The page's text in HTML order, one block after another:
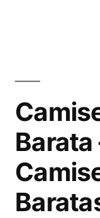
Barata